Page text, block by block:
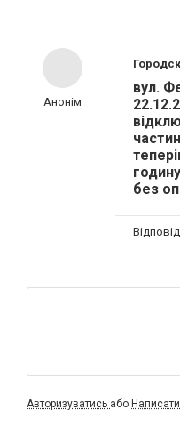
Анонім
вул.
без
Авторизуватись або